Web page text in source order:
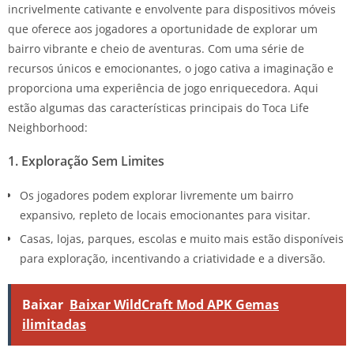
incrivelmente cativante e envolvente para dispositivos móveis
que oferece aos jogadores a oportunidade de explorar um
bairro vibrante e cheio de aventuras. Com uma série de
recursos únicos e emocionantes, o jogo cativa a imaginação e
proporciona uma experiência de jogo enriquecedora. Aqui
estão algumas das características principais do Toca Life
Neighborhood:
1. Exploração Sem Limites
Os jogadores podem explorar livremente um bairro
expansivo, repleto de locais emocionantes para visitar.
Casas, lojas, parques, escolas e muito mais estão disponíveis
para exploração, incentivando a criatividade e a diversão.
Baixar Baixar WildCraft Mod APK Gemas
ilimitadas